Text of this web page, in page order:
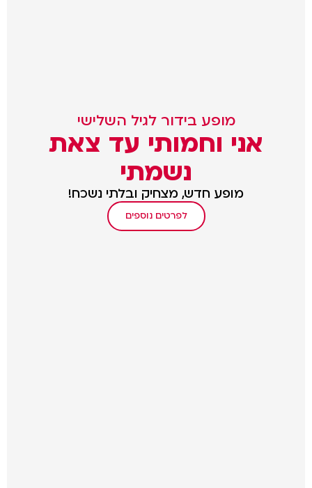
מופע בידור לגיל השלישי
אני וחמותי עד צאת
נשמתי
מופע חדש, מצחיק ובלתי נשכח!
לפרטים נוספים